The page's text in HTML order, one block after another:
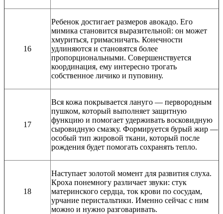
16
Ребенок достигает размеров авокадо. Его
мимика становится выразительной: он может
хмуриться, гримасничать. Конечности
удлиняются и становятся более
пропорциональными. Совершенствуется
координация, ему интересно трогать
собственное личико и пуповину.
17
Вся кожа покрывается лануго — первородным
пушком, который выполняет защитную
функцию и помогает удерживать восковидную
сыровидную смазку. Формируется бурый жир —
особый тип жировой ткани, который после
рождения будет помогать сохранять тепло.
18
Наступает золотой момент для развития слуха.
Кроха понемногу различает звуки: стук
материнского сердца, ток крови по сосудам,
урчание перистальтики. Именно сейчас с ним
можно и нужно разговаривать.